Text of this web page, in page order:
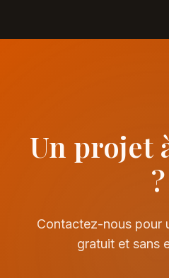
Un projet
?
Contactez-nous pour
gratuit et sans